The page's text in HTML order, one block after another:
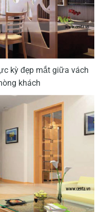
kỳ đẹp mắt giữa vách
khách